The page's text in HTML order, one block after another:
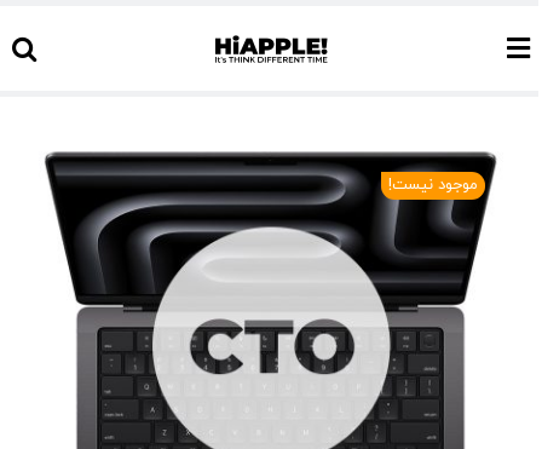
to
موجود نیست!